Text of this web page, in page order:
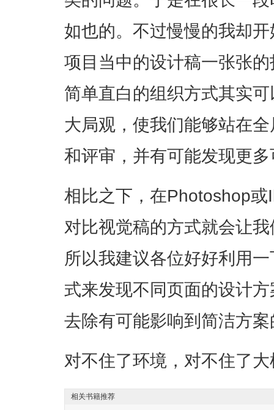
如也的。不过慢慢的我却
项目当中的设计稿一张张
简单直白的组织方式其实
大局观，使我们能够站在
和评审，并有可能发现更
相比之下，在Photoshop
对比视觉稿的方式就会让
所以我建议各位好好利用
式来发现不同页面的设计
去除有可能影响到简洁方
对不住了环境，对不住了大
相关书籍推荐